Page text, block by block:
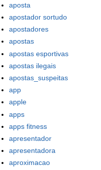
aposta
apostador sortudo
apostadores
apostas
apostas esportivas
apostas ilegais
apostas_suspeitas
app
apple
apps
apps fitness
apresentador
apresentadora
aproximacao